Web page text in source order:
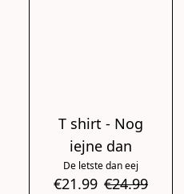
T shirt - Nog
iejne dan
De letste dan eej
€21.99 €24.99